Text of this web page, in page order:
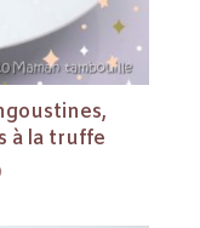
à la truffe